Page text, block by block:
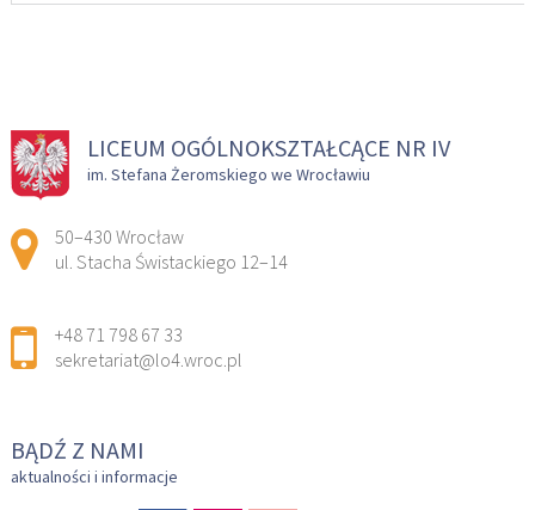
LICEUM OGÓLNOKSZTAŁCĄCE NR IV
im. Stefana Żeromskiego we Wrocławiu
Adres pocztowy:
50–430 Wrocław
ul. Stacha Świstackiego 12–14
+48 71 798 67 33
sekretariat@lo4.wroc.pl
BĄDŹ Z NAMI
aktualności i informacje